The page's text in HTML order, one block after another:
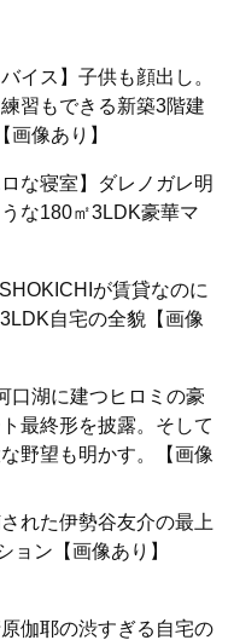
イス】子供も顔出し。
習もできる新築3階建
像あり】
な寝室】ダレノガレ明
な180㎡3LDK豪華マ
が賃貸なのに
自宅の全貌【画像
口湖に建つヒロミの豪
最終形を披露。そして
野望も明かす。【画像
れた伊勢谷友介の最上
ョン【画像あり】
伽耶の渋すぎる自宅の